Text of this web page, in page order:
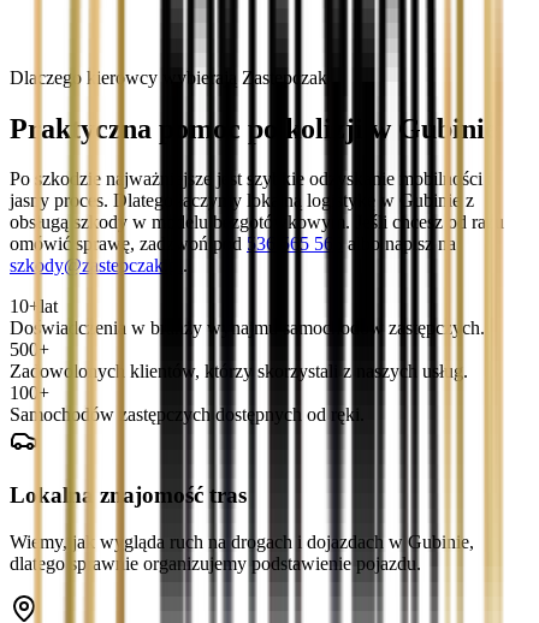
Dlaczego kierowcy wybierają Zastępczak
Praktyczna pomoc po kolizji w Gubinie
Po szkodzie najważniejsze jest szybkie odzyskanie mobilności i
jasny proces. Dlatego łączymy lokalną logistykę w Gubinie z
obsługą szkody w modelu bezgotówkowym. Jeśli chcesz od razu
omówić sprawę, zadzwoń pod 536 565 565
albo napisz na
szkody@zastepczak.pl .
10+ lat
Doświadczenia w branży wynajmu samochodów zastępczych.
500+
Zadowolonych klientów, którzy skorzystali z naszych usług.
100+
Samochodów zastępczych dostępnych od ręki.
Lokalna znajomość tras
Wiemy, jak wygląda ruch na drogach i dojazdach w Gubinie,
dlatego sprawnie organizujemy podstawienie pojazdu.